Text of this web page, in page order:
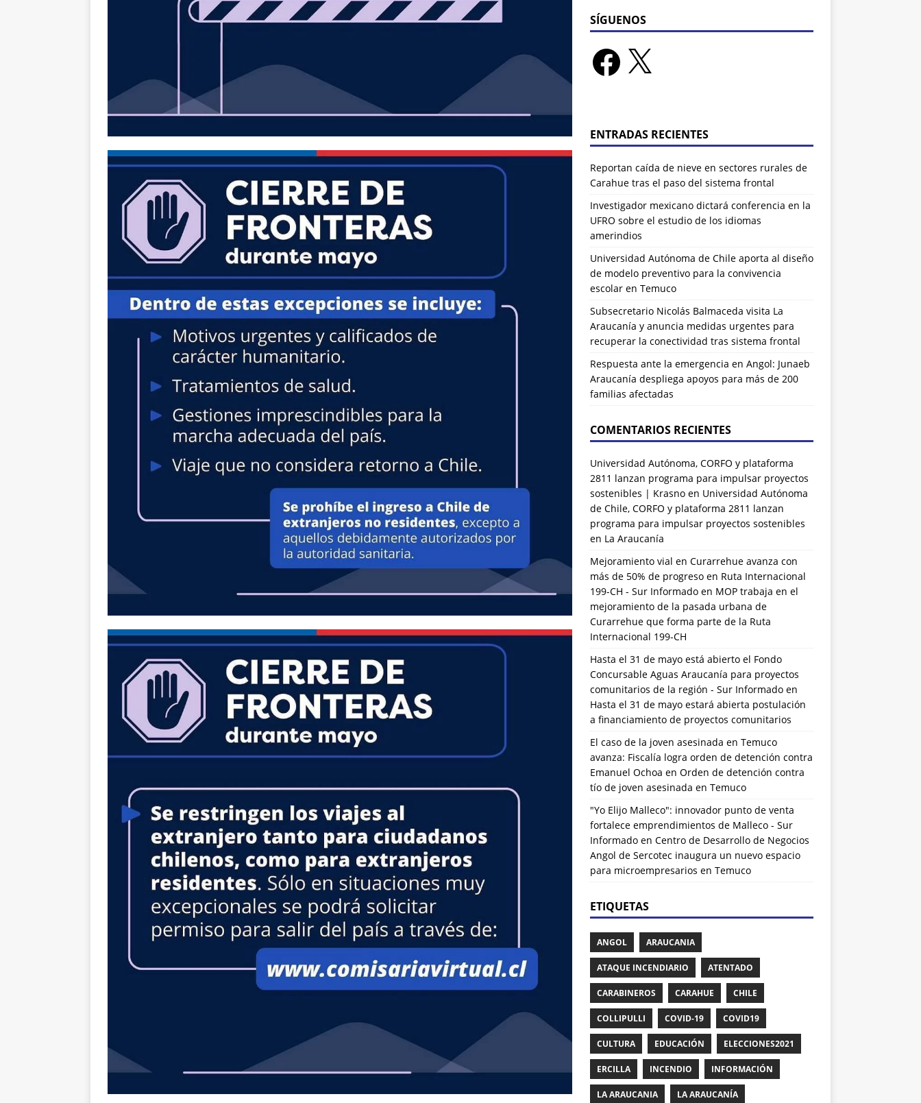
SÍGUENOS
ENTRADAS RECIENTES
Reportan caída de nieve en sectores rurales de
Carahue tras el paso del sistema frontal
Investigador mexicano dictará conferencia en la
UFRO sobre el estudio de los idiomas
amerindios
Universidad Autónoma de Chile aporta al diseño
de modelo preventivo para la convivencia
escolar en Temuco
Subsecretario Nicolás Balmaceda visita La
Araucanía y anuncia medidas urgentes para
recuperar la conectividad tras sistema frontal
Respuesta ante la emergencia en Angol: Junaeb
Araucanía despliega apoyos para más de 200
familias afectadas
COMENTARIOS RECIENTES
Universidad Autónoma, CORFO y plataforma
2811 lanzan programa para impulsar proyectos
sostenibles | Krasnoen Universidad Autónoma
de Chile, CORFO y plataforma 2811 lanzan
programa para impulsar proyectos sostenibles
en La Araucanía
Mejoramiento vial en Curarrehue avanza con
más de 50% de progreso en Ruta Internacional
199-CH - Sur Informadoen MOP trabaja en el
mejoramiento de la pasada urbana de
Curarrehue que forma parte de la Ruta
Internacional 199-CH
Hasta el 31 de mayo está abierto el Fondo
Concursable Aguas Araucanía para proyectos
comunitarios de la región - Sur Informadoen
Hasta el 31 de mayo estará abierta postulación
a financiamiento de proyectos comunitarios
El caso de la joven asesinada en Temuco
avanza: Fiscalía logra orden de detención contra
Emanuel Ochoa en Orden de detención contra
tío de joven asesinada en Temuco
"Yo Elijo Malleco": innovador punto de venta
fortalece emprendimientos de Malleco - Sur
Informadoen Centro de Desarrollo de Negocios
Angol de Sercotec inaugura un nuevo espacio
para microempresarios en Temuco
ETIQUETAS
ANGOL ARAUCANIA
ATAQUE INCENDIARIO ATENTADO
CARABINEROS CARAHUE CHILE
COLLIPULLI COVID-19 COVID19
CULTURA EDUCACIÓN ELECCIONES2021
ERCILLA INCENDIO INFORMACIÓN
LA ARAUCANIA LA ARAUCANÍA